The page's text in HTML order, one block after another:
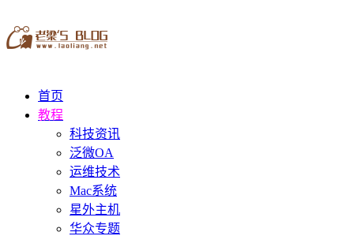
首页
教程
科技资讯
泛微OA
运维技术
Mac系统
星外主机
华众专题